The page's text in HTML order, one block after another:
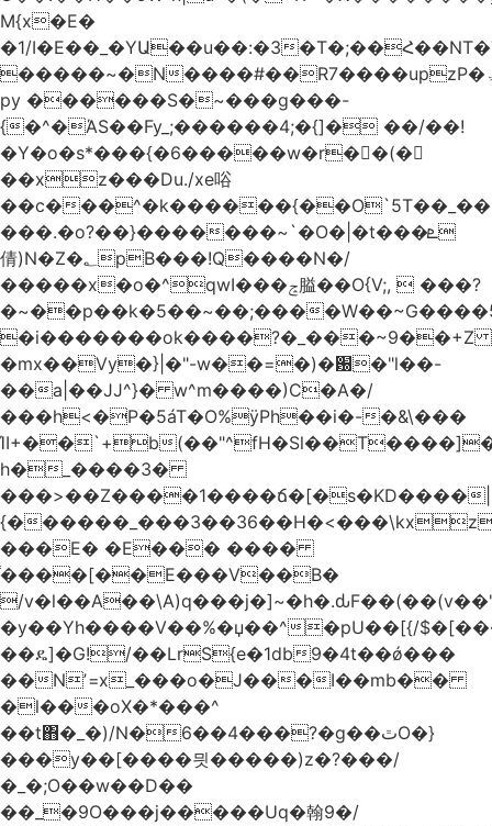
M{x�E�
�1/I�E��_�YԱ��u��:�3
�����~�N����#��R7����upzP�ۃt{�!g����9
py ������S�~���g���-
{�^�ΆS��Fy_;������4;�{]� ��/��!
�Y�o�s*���{�6�����w�r��ٌ(�
��xz���Du./xe唂
��c�
���.�o?��}�������~`�O�|�t���ܧ
倩)N�Z�؂pB���!Q����N�/
�����x�o�^qwI���ݘ膉��O{V;,  ���?
�~��p��k�5��~��;���
�i�������ok����?�_���~9��+Z
�mx��Vy�}|�"-w��=�)�԰�"l��-
��a|��JJ^}� w^m����)C�A�/
���h<�P�5áT�O%ӱPh��i�-�&\���
ΊI+��`+b
h�_����3�
���>��Z����1����ճ�[�s�KD����|
{�
���E� �E��� ����
֫����[��E���V��B�
/
�y��Yh����V��%�џ��^�pU��[{/$�[�
��ዴ]�G!/��LrS{e�1db9�4t��ǿ���
��Nʼ=x_���o�J���I��mb��
�l���oX�*���^
��t΋�_�)/N�6��4���?�g��ٿO�}
���y��[����믯�����)z�?���/
�_�;O��w��D��
��_�9O���j�����Uq�翰9�/